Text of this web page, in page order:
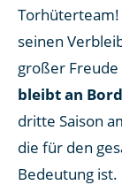
Torhüterteam!
seinen
großer
bleibt an
dritte Saison
die für den
Bedeutung ist.